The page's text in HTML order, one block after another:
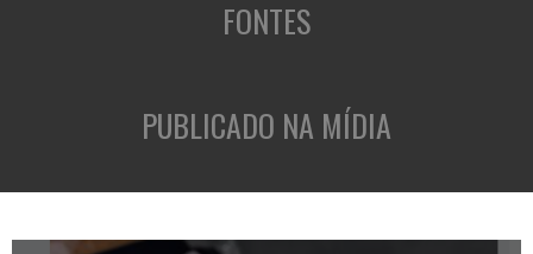
FONTES
PUBLICADO NA MÍDIA